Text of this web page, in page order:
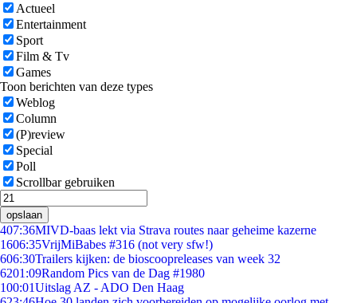
Actueel
Entertainment
Sport
Film & Tv
Games
Toon berichten van deze types
Weblog
Column
(P)review
Special
Poll
Scrollbar gebruiken
opslaan
407:36MIVD-baas lekt via Strava routes naar geheime kazerne
1606:35VrijMiBabes #316 (not very sfw!)
606:30Trailers kijken: de bioscoopreleases van week 32
6201:09Random Pics van de Dag #1980
100:01Uitslag AZ - ADO Den Haag